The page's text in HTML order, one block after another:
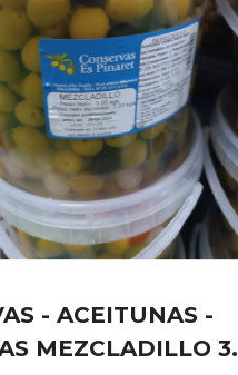
- ACEITUNAS -
MEZCLADILLO